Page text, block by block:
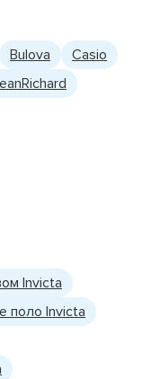
Bulova
Casio
Invicta
поло Invicta